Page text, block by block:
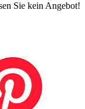
Sie kein Angebot!